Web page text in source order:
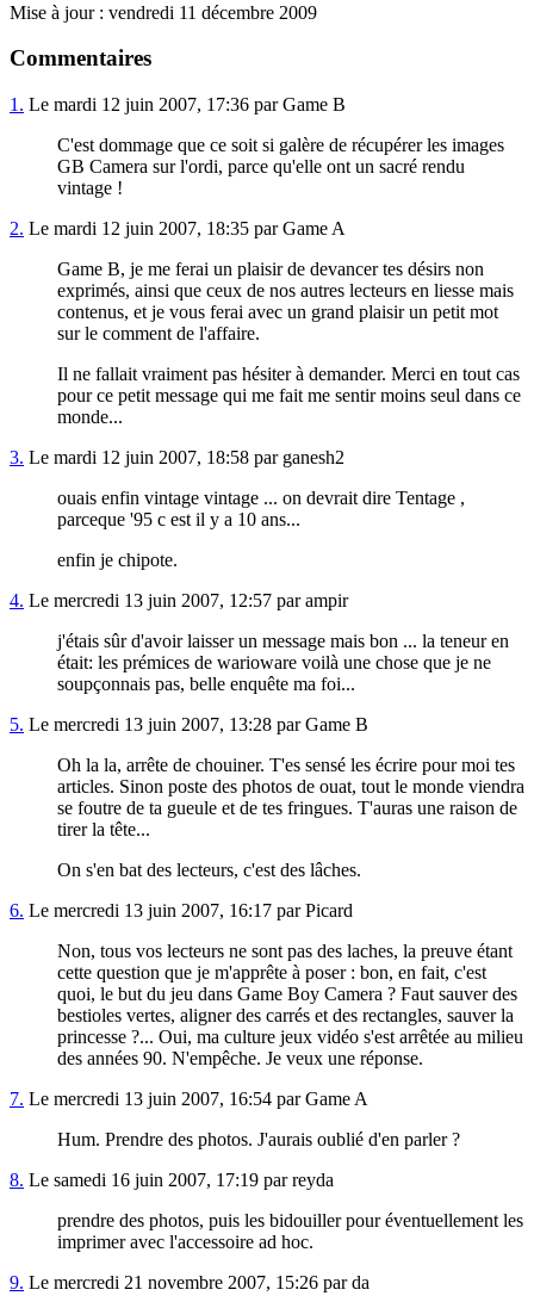
Mise à jour : vendredi 11 décembre 2009
Commentaires
1. Le mardi 12 juin 2007, 17:36 par Game B
C'est dommage que ce soit si galère de récupérer les images
GB Camera sur l'ordi, parce qu'elle ont un sacré rendu
vintage !
2. Le mardi 12 juin 2007, 18:35 par Game A
Game B, je me ferai un plaisir de devancer tes désirs non
exprimés, ainsi que ceux de nos autres lecteurs en liesse mais
contenus, et je vous ferai avec un grand plaisir un petit mot
sur le comment de l'affaire.
Il ne fallait vraiment pas hésiter à demander. Merci en tout cas
pour ce petit message qui me fait me sentir moins seul dans ce
monde...
3. Le mardi 12 juin 2007, 18:58 par ganesh2
ouais enfin vintage vintage ... on devrait dire Tentage ,
parceque '95 c est il y a 10 ans...
enfin je chipote.
4. Le mercredi 13 juin 2007, 12:57 par ampir
j'étais sûr d'avoir laisser un message mais bon ... la teneur en
était: les prémices de warioware voilà une chose que je ne
soupçonnais pas, belle enquête ma foi...
5. Le mercredi 13 juin 2007, 13:28 par Game B
Oh la la, arrête de chouiner. T'es sensé les écrire pour moi tes
articles. Sinon poste des photos de ouat, tout le monde viendra
se foutre de ta gueule et de tes fringues. T'auras une raison de
tirer la tête...
On s'en bat des lecteurs, c'est des lâches.
6. Le mercredi 13 juin 2007, 16:17 par Picard
Non, tous vos lecteurs ne sont pas des laches, la preuve étant
cette question que je m'apprête à poser : bon, en fait, c'est
quoi, le but du jeu dans Game Boy Camera ? Faut sauver des
bestioles vertes, aligner des carrés et des rectangles, sauver la
princesse ?... Oui, ma culture jeux vidéo s'est arrêtée au milieu
des années 90. N'empêche. Je veux une réponse.
7. Le mercredi 13 juin 2007, 16:54 par Game A
Hum. Prendre des photos. J'aurais oublié d'en parler ?
8. Le samedi 16 juin 2007, 17:19 par reyda
prendre des photos, puis les bidouiller pour éventuellement les
imprimer avec l'accessoire ad hoc.
9. Le mercredi 21 novembre 2007, 15:26 par da